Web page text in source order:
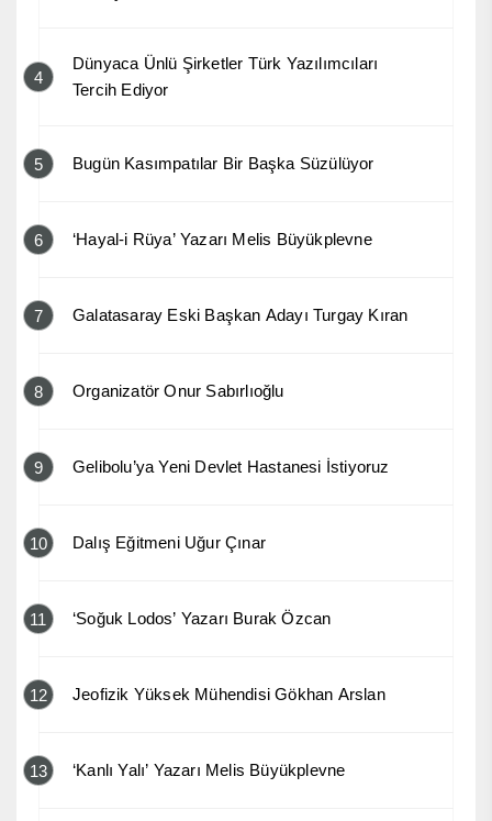
4
Dünyaca Ünlü Şirketler Türk Yazılımcıları
Tercih Ediyor
5 Bugün Kasımpatılar Bir Başka Süzülüyor
6 ‘Hayal-i Rüya’ Yazarı Melis Büyükplevne
7 Galatasaray Eski Başkan Adayı Turgay Kıran
8 Organizatör Onur Sabırlıoğlu
9 Gelibolu’ya Yeni Devlet Hastanesi İstiyoruz
10 Dalış Eğitmeni Uğur Çınar
11 ‘Soğuk Lodos’ Yazarı Burak Özcan
12 Jeofizik Yüksek Mühendisi Gökhan Arslan
13 ‘Kanlı Yalı’ Yazarı Melis Büyükplevne